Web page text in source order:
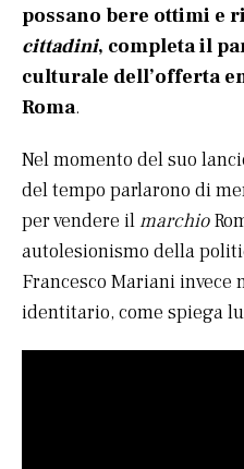
possano bere ottimi e
cittadini, completa il
culturale dell’offerta
Roma.
Nel momento del suo
del tempo parlarono di
per vendere ilmarchio
autolesionismo della
Francesco Mariani invece
identitario, come spiega